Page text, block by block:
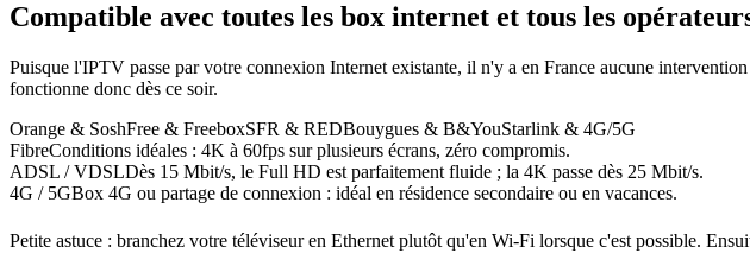
Compatible avec toutes les box internet et tous les
Puisque l'IPTV passe par votre connexion Internet existante, il n'y a en France aucune
fonctionne donc dès ce soir.
Orange & SoshFree & FreeboxSFR & REDBouygues & B&YouStarlink & 4G/5G
FibreConditions idéales : 4K à 60fps sur plusieurs écrans, zéro compromis.
ADSL / VDSLDès 15 Mbit/s, le Full HD est parfaitement fluide ; la 4K passe dès 25 Mbit/s.
4G / 5GBox 4G ou partage de connexion : idéal en résidence secondaire ou en vacances.
Petite astuce : branchez votre téléviseur en Ethernet plutôt qu'en Wi-Fi lorsque c'est possible.